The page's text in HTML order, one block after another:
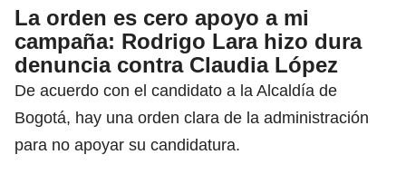
La orden es cero apoyo a mi
campaña: Rodrigo Lara hizo dura
denuncia contra Claudia López
De acuerdo con el candidato a la Alcaldía de
Bogotá, hay una orden clara de la administración
para no apoyar su candidatura.